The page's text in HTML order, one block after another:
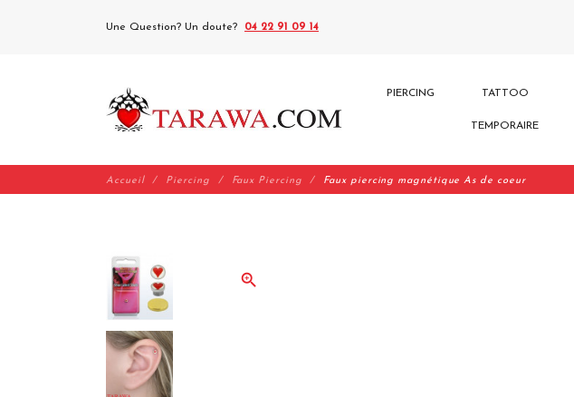
Une Question? Un doute? 04 22 91 09 14
PIERCING TATTOO
TEMPORAIRE
Accueil Piercing Faux Piercing Faux piercing magnétique As de coeur
zoom_in